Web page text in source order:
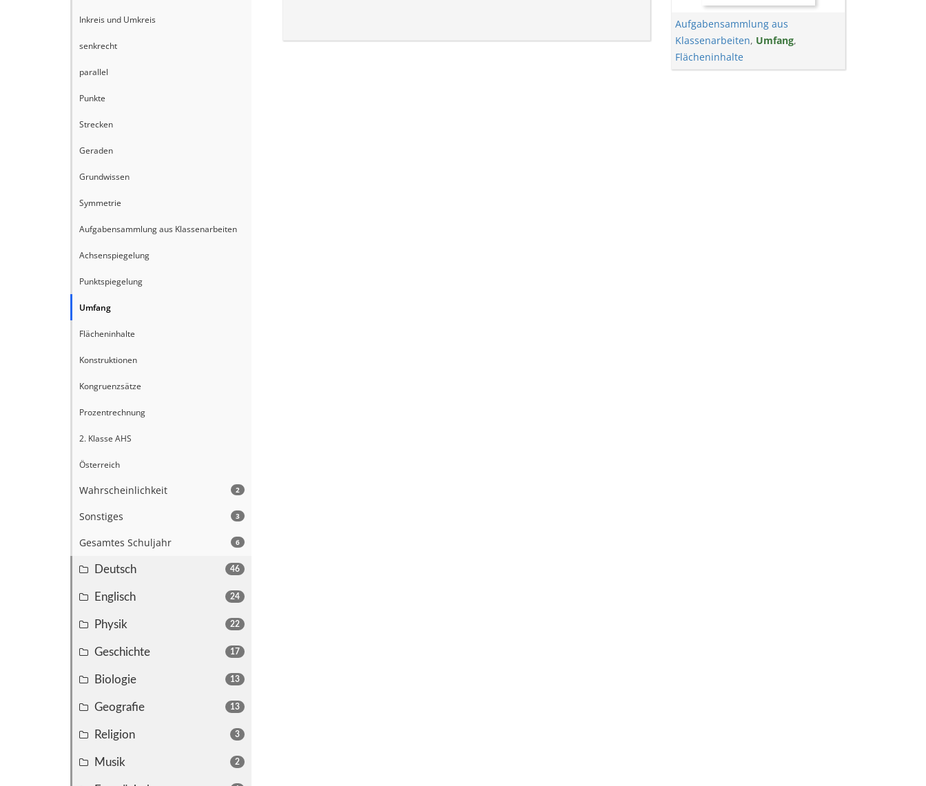
Inkreis und Umkreis
senkrecht
parallel
Punkte
Strecken
Geraden
Grundwissen
Symmetrie
Aufgabensammlung aus Klassenarbeiten
Achsenspiegelung
Punktspiegelung
Umfang
Flächeninhalte
Konstruktionen
Kongruenzsätze
Prozentrechnung
2. Klasse AHS
Österreich
2
Wahrscheinlichkeit
3
Sonstiges
6
Gesamtes Schuljahr
46
Deutsch
24
Englisch
22
Physik
17
Geschichte
13
Biologie
13
Geografie
3
Religion
2
Musik
Aufgabensammlung aus
Klassenarbeiten, Umfang,
Flächeninhalte